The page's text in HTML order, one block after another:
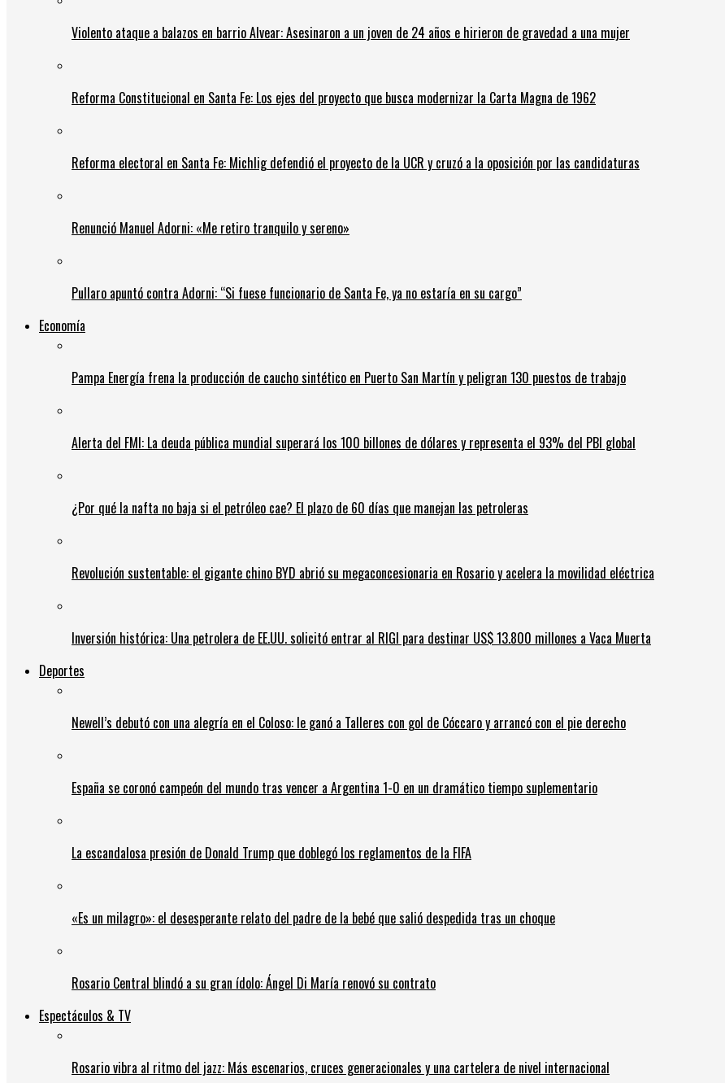
Violento ataque a balazos en barrio Alvear: Asesinaron a un joven de 24 años e hirieron de gravedad a una mujer
Reforma Constitucional en Santa Fe: Los ejes del proyecto que busca modernizar la Carta Magna de 1962
Reforma electoral en Santa Fe: Michlig defendió el proyecto de la UCR y cruzó a la oposición por las candidaturas
Renunció Manuel Adorni: «Me retiro tranquilo y sereno»
Pullaro apuntó contra Adorni: “Si fuese funcionario de Santa Fe, ya no estaría en su cargo”
Economía
Pampa Energía frena la producción de caucho sintético en Puerto San Martín y peligran 130 puestos de trabajo
Alerta del FMI: La deuda pública mundial superará los 100 billones de dólares y representa el 93% del PBI global
¿Por qué la nafta no baja si el petróleo cae? El plazo de 60 días que manejan las petroleras
Revolución sustentable: el gigante chino BYD abrió su megaconcesionaria en Rosario y acelera la movilidad eléctrica
Inversión histórica: Una petrolera de EE.UU. solicitó entrar al RIGI para destinar US$ 13.800 millones a Vaca Muerta
Deportes
Newell’s debutó con una alegría en el Coloso: le ganó a Talleres con gol de Cóccaro y arrancó con el pie derecho
España se coronó campeón del mundo tras vencer a Argentina 1-0 en un dramático tiempo suplementario
La escandalosa presión de Donald Trump que doblegó los reglamentos de la FIFA
«Es un milagro»: el desesperante relato del padre de la bebé que salió despedida tras un choque
Rosario Central blindó a su gran ídolo: Ángel Di María renovó su contrato
Espectáculos & TV
Rosario vibra al ritmo del jazz: Más escenarios, cruces generacionales y una cartelera de nivel internacional